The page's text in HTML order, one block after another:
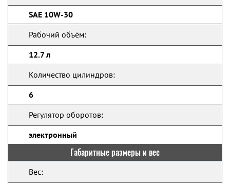
SAE 10W-30
Рабочий объём:
12.7 л
Количество цилиндров:
6
Регулятор оборотов:
электронный
Габаритные размеры и вес
Вес: